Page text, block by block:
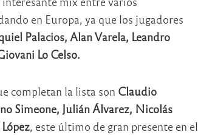
en Europa, ya que los jugadores
Palacios, Alan Varela, Leandro
Lo Celso.
completan la lista son Claudio
Simeone, Julián Álvarez, Nicolás
, este último de gran presente en el